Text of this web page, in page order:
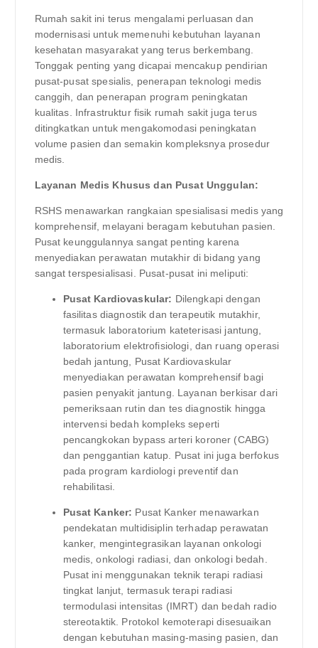
Rumah sakit ini terus mengalami perluasan dan
modernisasi untuk memenuhi kebutuhan layanan
kesehatan masyarakat yang terus berkembang.
Tonggak penting yang dicapai mencakup pendirian
pusat-pusat spesialis, penerapan teknologi medis
canggih, dan penerapan program peningkatan
kualitas. Infrastruktur fisik rumah sakit juga terus
ditingkatkan untuk mengakomodasi peningkatan
volume pasien dan semakin kompleksnya prosedur
medis.
Layanan Medis Khusus dan Pusat Unggulan:
RSHS menawarkan rangkaian spesialisasi medis yang
komprehensif, melayani beragam kebutuhan pasien.
Pusat keunggulannya sangat penting karena
menyediakan perawatan mutakhir di bidang yang
sangat terspesialisasi. Pusat-pusat ini meliputi:
Pusat Kardiovaskular: Dilengkapi dengan
fasilitas diagnostik dan terapeutik mutakhir,
termasuk laboratorium kateterisasi jantung,
laboratorium elektrofisiologi, dan ruang operasi
bedah jantung, Pusat Kardiovaskular
menyediakan perawatan komprehensif bagi
pasien penyakit jantung. Layanan berkisar dari
pemeriksaan rutin dan tes diagnostik hingga
intervensi bedah kompleks seperti
pencangkokan bypass arteri koroner (CABG)
dan penggantian katup. Pusat ini juga berfokus
pada program kardiologi preventif dan
rehabilitasi.
Pusat Kanker: Pusat Kanker menawarkan
pendekatan multidisiplin terhadap perawatan
kanker, mengintegrasikan layanan onkologi
medis, onkologi radiasi, dan onkologi bedah.
Pusat ini menggunakan teknik terapi radiasi
tingkat lanjut, termasuk terapi radiasi
termodulasi intensitas (IMRT) dan bedah radio
stereotaktik. Protokol kemoterapi disesuaikan
dengan kebutuhan masing-masing pasien, dan